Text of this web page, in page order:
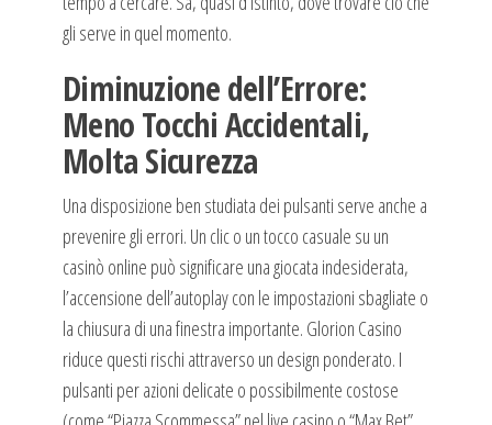
gli serve in quel momento.
Diminuzione dell’Errore:
Meno Tocchi Accidentali,
Molta Sicurezza
Una disposizione ben studiata dei pulsanti serve anche a
prevenire gli errori. Un clic o un tocco casuale su un
casinò online può significare una giocata indesiderata,
l’accensione dell’autoplay con le impostazioni sbagliate o
la chiusura di una finestra importante. Glorion Casino
riduce questi rischi attraverso un design ponderato. I
pulsanti per azioni delicate o possibilmente costose